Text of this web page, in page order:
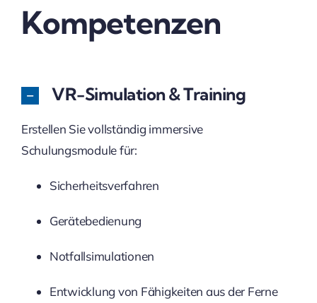
Kompetenzen
VR-Simulation & Training
Erstellen Sie vollständig immersive
Schulungsmodule für:
Sicherheitsverfahren
Gerätebedienung
Notfallsimulationen
Entwicklung von Fähigkeiten aus der Ferne